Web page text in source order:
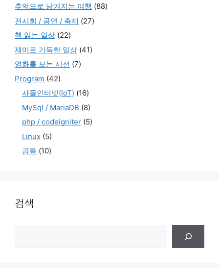
추억으로 남겨지는 여행 (88)
전시회 / 공연 / 축제 (27)
책 읽는 일상 (22)
재미로 가득한 일상 (41)
영화를 보는 시선 (7)
Program (42)
사물인터넷(IoT) (16)
MySql / MariaDB (8)
php / codeigniter (5)
Linux (5)
공통 (10)
검색